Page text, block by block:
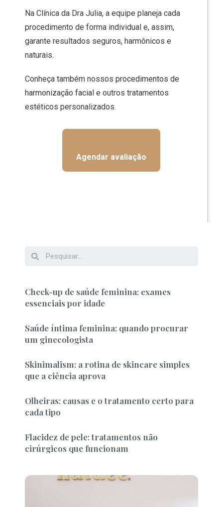
Na Clínica da Dra Julia, a equipe planeja cada
procedimento de forma individual e, assim,
garante resultados seguros, harmônicos e
naturais.
Conheça também nossos procedimentos de
harmonização facial e outros tratamentos
estéticos personalizados.
Agendar avaliação
Check-up de saúde feminina: exames
essenciais por idade
Saúde íntima feminina: quando procurar
um ginecologista
Skinimalism: a rotina de skincare simples
que a ciência aprova
Olheiras: causas e o tratamento certo para
cada tipo
Flacidez de pele: tratamentos não
cirúrgicos que funcionam